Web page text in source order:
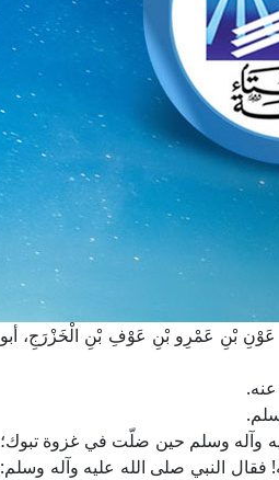
بْنِ عَمْرِو بْنِ عَوْفِ بْنِ الْخَزْرَجِ، أبو
وآله وسلم حين ضلّت في غزوة تبوك؛
فقال النبي صلى الله عليه وآله وسلم: